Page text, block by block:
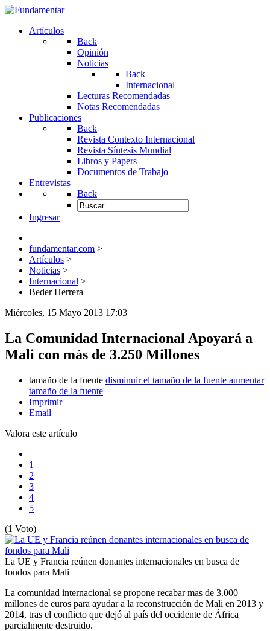
Artículos
Back
Opinión
Noticias
Back
Internacional
Lecturas Recomendadas
Notas Recomendadas
Publicaciones
Back
Revista Contexto Internacional
Revista Síntesis Mundial
Libros y Papers
Documentos de Trabajo
Entrevistas
Back
Ingresar
fundamentar.com >
Artículos >
Noticias >
Internacional >
Beder Herrera
Miércoles, 15 Mayo 2013 17:03
La Comunidad Internacional Apoyará a
Mali con más de 3.250 Millones
tamaño de la fuente disminuir el tamaño de la fuente aumentar
tamaño de la fuente
Imprimir
Email
Valora este artículo
1
2
3
4
5
(1 Voto)
La UE y Francia reúnen donantes internacionales en busca de
fondos para Mali
La comunidad internacional se propone recabar mas de 3.000
millones de euros para ayudar a la reconstrucción de Mali en 2013 y
2014, tras el conflicto que dejó al país del occidente de África
parcialmente destruido.